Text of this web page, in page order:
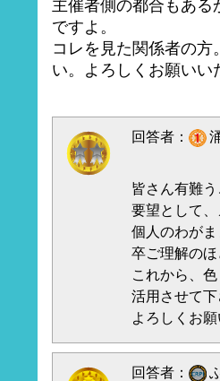
主催者側の都合もあ
ですよ。
コレを見た関係者の
い。よろしくお願いい
回答者：
皆さん有難う
要望として
個人のわが
卒ご理解のほ
これから、
活用させて下
よろしくお願
回答者：